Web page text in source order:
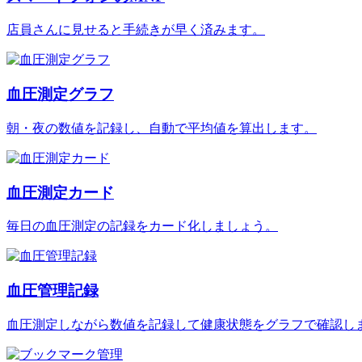
店員さんに見せると手続きが早く済みます。
血圧測定グラフ
朝・夜の数値を記録し、自動で平均値を算出します。
血圧測定カード
毎日の血圧測定の記録をカード化しましょう。
血圧管理記録
血圧測定しながら数値を記録して健康状態をグラフで確認し